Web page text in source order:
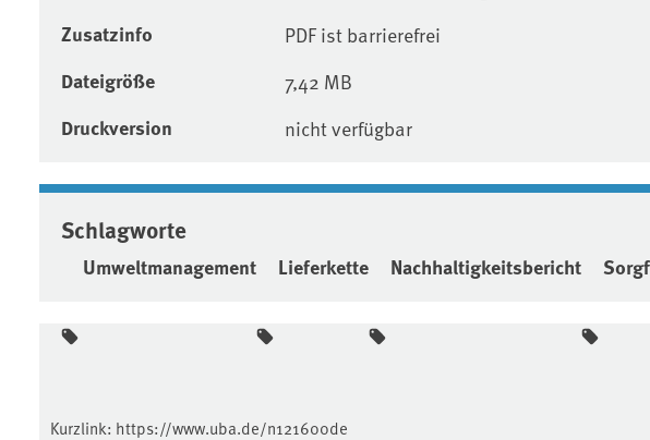
Zusatzinfo PDF ist barrierefrei
Dateigröße 7,42 MB
Druckversion nicht verfügbar
Schlagworte
Umweltmanagement Lieferkette Nachhaltigkeitsbericht
Kurzlink: https://www.uba.de/n121600de